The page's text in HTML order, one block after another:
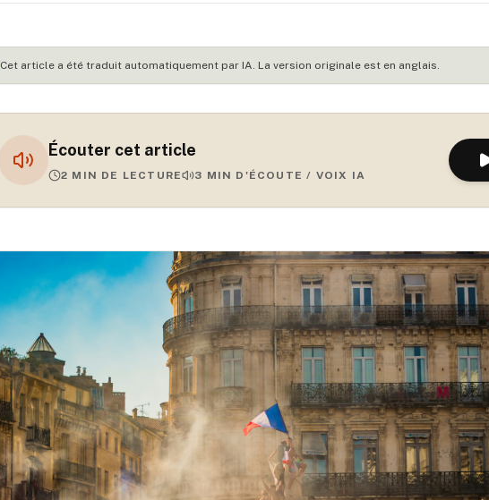
Cet article a été traduit automatiquement par IA. La version originale est en anglais.
Écouter cet article
2 MIN DE LECTURE 3 MIN D'ÉCOUTE / VOIX IA